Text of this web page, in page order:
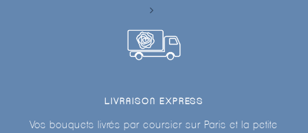
LIVRAISON EXPRESS
Vos bouquets livrés par coursier sur Paris et la petite